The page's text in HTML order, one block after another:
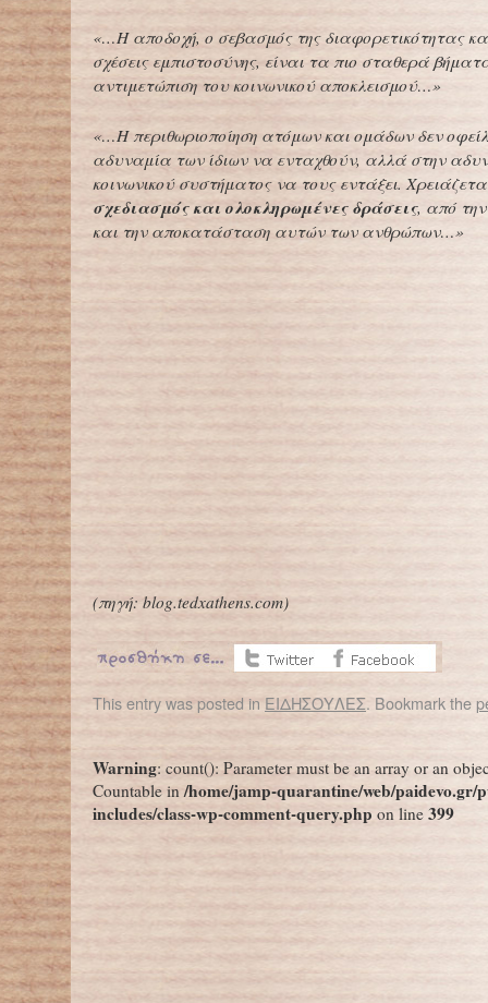
«…Η αποδοχή, ο σεβασμός της διαφορετικότητας
σχέσεις εμπιστοσύνης, είναι τα πιο σταθερά
αντιμετώπιση του κοινωνικού αποκλεισμού…»
«…Η περιθωριοποίηση ατόμων και ομάδων δεν
αδυναμία των ίδιων να ενταχθούν, αλλά στην
κοινωνικού συστήματος να τους εντάξει.
σχεδιασμός και ολοκληρωμένες δράσεις, από
και την αποκατάσταση αυτών των ανθρώπων…»
(πηγή: blog.tedxathens.com)
This entry was posted in ΕΙΔΗΣΟΥΛΕΣ. Bookmark the
Warning: count(): Parameter must be an array or an
Countable in/home/jamp-quarantine/web/paidevo.gr/
includes/class-wp-comment-query.php on line 399